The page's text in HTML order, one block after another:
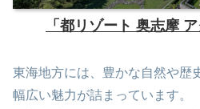
「都リゾート 奥志摩
東海地方には、豊かな自然や歴
幅広い魅力が詰まっています。